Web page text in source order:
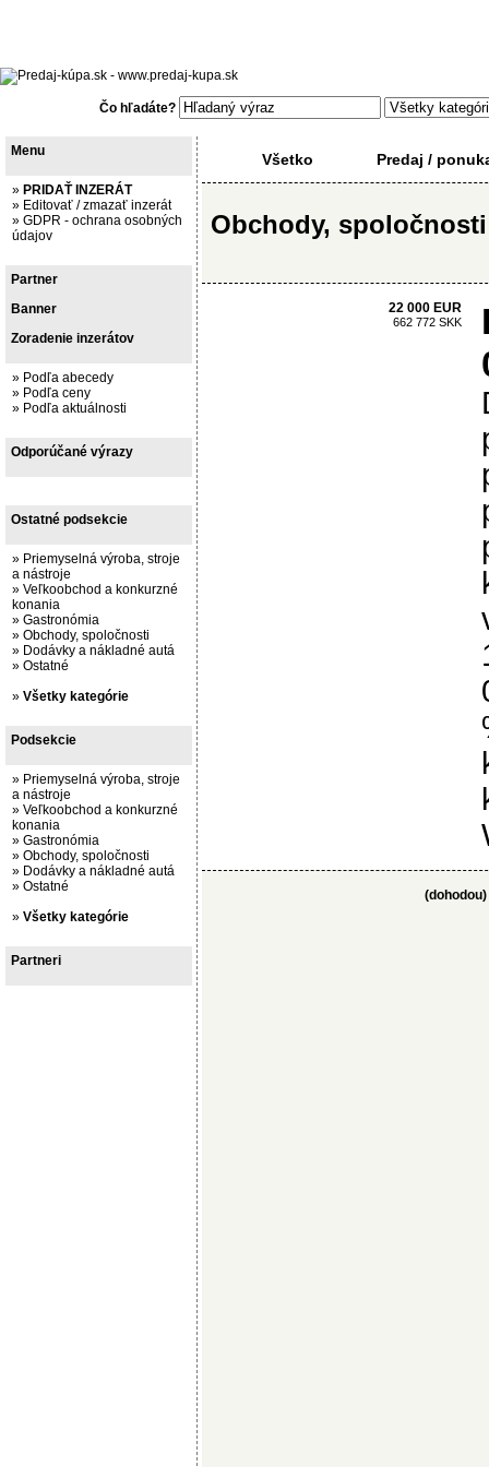
Čo hľadáte?
Menu
» PRIDAŤ INZERÁT
» Editovať / zmazať inzerát
» GDPR - ochrana osobných
údajov
Partner
Banner
Zoradenie inzerátov
» Podľa abecedy
» Podľa ceny
» Podľa aktuálnosti
Odporúčané výrazy
Ostatné podsekcie
» Priemyselná výroba, stroje
a nástroje
» Veľkoobchod a konkurzné
konania
» Gastronómia
» Obchody, spoločnosti
» Dodávky a nákladné autá
» Ostatné
» Všetky kategórie
Podsekcie
» Priemyselná výroba, stroje
a nástroje
» Veľkoobchod a konkurzné
konania
» Gastronómia
» Obchody, spoločnosti
» Dodávky a nákladné autá
» Ostatné
» Všetky kategórie
Partneri
Všetko Predaj /
Obchody,
22 000 EUR
662 772 SKK
(dohodou)